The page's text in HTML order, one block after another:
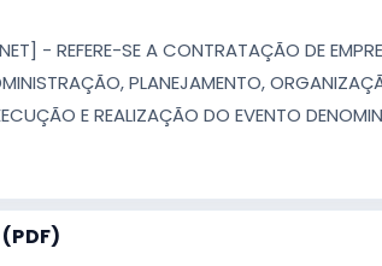
- REFERE-SE A CONTRATAÇÃO DE
PLANEJAMENTO,
E REALIZAÇÃO DO EVENTO